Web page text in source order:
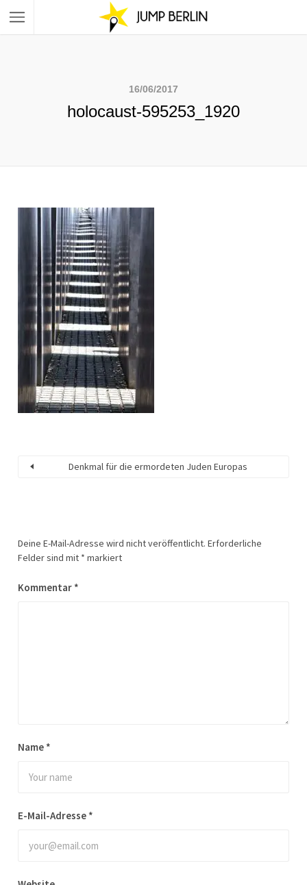
16/06/2017
holocaust-595253_1920
Denkmal für die ermordeten Juden Europas
Deine E-Mail-Adresse wird nicht veröffentlicht. Erforderliche
Felder sind mit * markiert
Kommentar *
Name *
E-Mail-Adresse *